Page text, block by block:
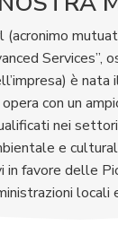
(acronimo
Services”,
è
con un
nei settori
e
in favore delle
locali